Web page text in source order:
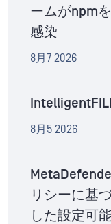
ームがnpm
感染
8月7 2026
8月5 2026
リシーに基
した設定可